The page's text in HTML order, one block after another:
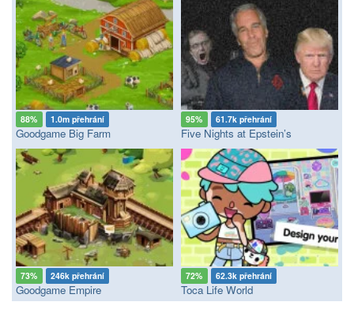
88% 1.0m přehrání
Goodgame Big Farm
95% 61.7k přehrání
Five Nights at Epstein’s
73% 246k přehrání
Goodgame Empire
72% 62.3k přehrání
Toca Life World